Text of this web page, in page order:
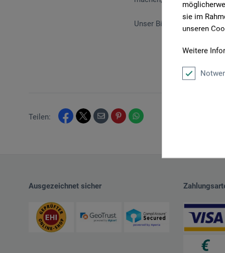
sie im
unseren
Weitere
Unser Bild zeigt
Teilen:
Ausgezeichnet sicher